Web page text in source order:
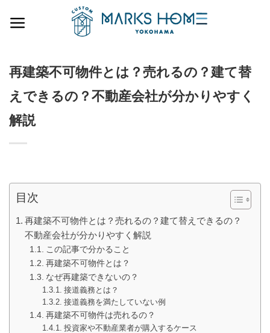
再建築不可物件とは？売れるの？建て替
えできるの？不動産会社が分かりやすく
解説
目次
再建築不可物件とは？売れるの？建て替えできるの？
不動産会社が分かりやすく解説
この記事で分かること
再建築不可物件とは？
なぜ再建築できないの？
接道義務とは？
接道義務を満たしていない例
再建築不可物件は売れるの？
投資家や不動産業者が購入するケース